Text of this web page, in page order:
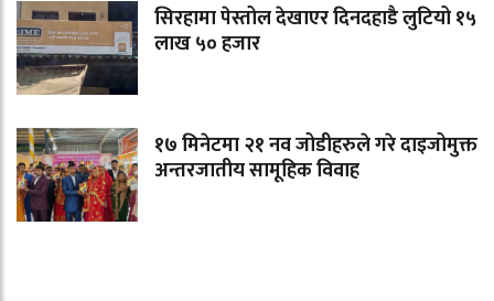
सिरहामा पेस्तोल देखाएर दिनदहाडै लुटियो १५
लाख ५० हजार
१७ मिनेटमा २१ नव जोडीहरुले गरे दाइजोमुक्त
अन्तरजातीय सामूहिक विवाह